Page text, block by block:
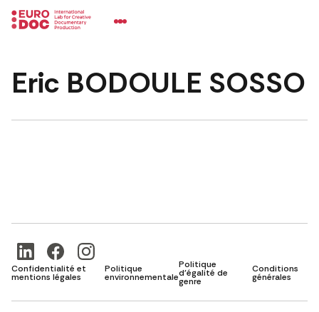
Eric BODOULE SOSSO
Confidentialité et
mentions légales
Politique
environnementale
Politique
d'égalité de
genre
Conditions
générales